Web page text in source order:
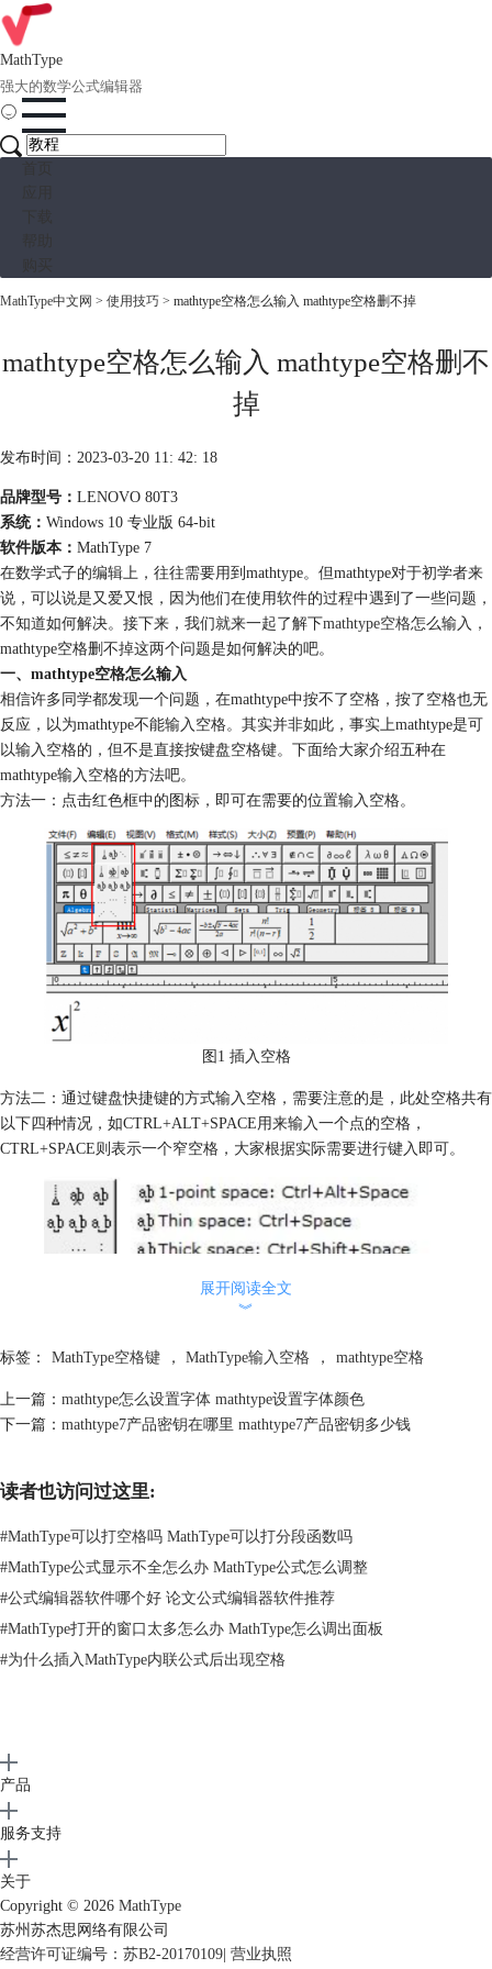
MathType
强大的数学公式编辑器
MathType中文网 > 使用技巧 > mathtype空格怎么输入 mathtype空格删不掉
mathtype空格怎么输入 mathtype空格删不
掉
发布时间：2023-03-20 11: 42: 18
品牌型号： LENOVO 80T3
系统： Windows 10 专业版 64-bit
软件版本： MathType 7
在数学式子的编辑上，往往需要用到mathtype。但mathtype对于初学者来
说，可以说是又爱又恨，因为他们在使用软件的过程中遇到了一些问题，
不知道如何解决。接下来，我们就来一起了解下mathtype空格怎么输入，
mathtype空格删不掉这两个问题是如何解决的吧。
一、mathtype空格怎么输入
相信许多同学都发现一个问题，在mathtype中按不了空格，按了空格也无
反应，以为mathtype不能输入空格。其实并非如此，事实上mathtype是可
以输入空格的，但不是直接按键盘空格键。下面给大家介绍五种在
mathtype输入空格的方法吧。
方法一：点击红色框中的图标，即可在需要的位置输入空格。
图1 插入空格
方法二：通过键盘快捷键的方式输入空格，需要注意的是，此处空格共有
以下四种情况，如CTRL+ALT+SPACE用来输入一个点的空格，
CTRL+SPACE则表示一个窄空格，大家根据实际需要进行键入即可。
图2 空格快捷键
方法三：
要先将样式转换为“文本”。
2.此时，就可以直接按下键盘空格键即可输入空格，效果如下。
展开阅读全文
︾
标签： MathType空格键 ， MathType输入空格 ， mathtype空格
上一篇： mathtype怎么设置字体 mathtype设置字体颜色
下一篇： mathtype7产品密钥在哪里 mathtype7产品密钥多少钱
读者也访问过这里:
#MathType可以打空格吗 MathType可以打分段函数吗
#MathType公式显示不全怎么办 MathType公式怎么调整
#公式编辑器软件哪个好 论文公式编辑器软件推荐
#MathType打开的窗口太多怎么办 MathType怎么调出面板
#为什么插入MathType内联公式后出现空格
产品
服务支持
关于
Copyright © 2026 MathType
苏州苏杰思网络有限公司
经营许可证编号：苏B2-20170109 营业执照